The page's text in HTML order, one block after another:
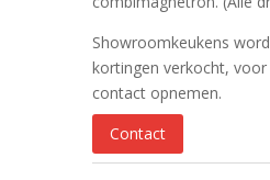
Showroomkeukens
kortingen verkocht,
contact opnemen.
Contact